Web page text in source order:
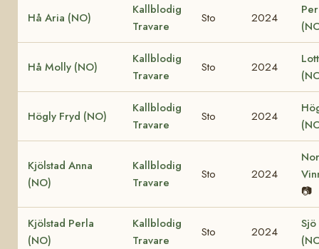
Hå Aria (NO)
Kallblodig
Travare
Sto 2024
Hå Molly (NO)
Kallblodig
Travare
Sto 2024
Högly Fryd (NO)
Kallblodig
Travare
Sto 2024
Kjölstad Anna
(NO)
Kallblodig
Travare
Sto 2024
📷
Kjölstad Perla
(NO)
Kallblodig
Travare
Sto 2024